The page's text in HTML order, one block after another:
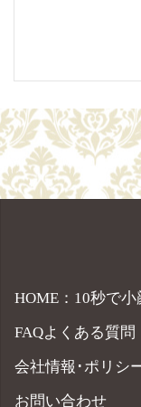
HOME：10秒で
FAQよくある質問
会社情報･ポリシ
お問い合わせ